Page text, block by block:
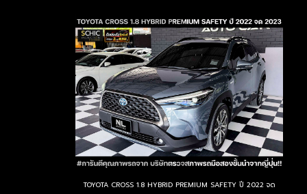
TOYOTA CROSS 1.8 HYBRID PREMIUM SAFETY ปี 2022 จด